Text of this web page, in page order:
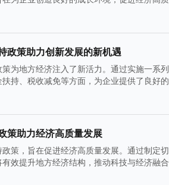
政策助力创新发展的新机遇
为地方经济注入了新活力。通过实施一系
持、税收减免等方面，为企业提供了良好
策助力经济高质量发展
策，旨在促进经济高质量发展。通过制定
效提升地方经济结构，推动科技与经济融